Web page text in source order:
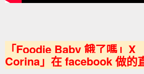
「Foodie Baby 餓了嗎」X
Corina」在 facebook 做的